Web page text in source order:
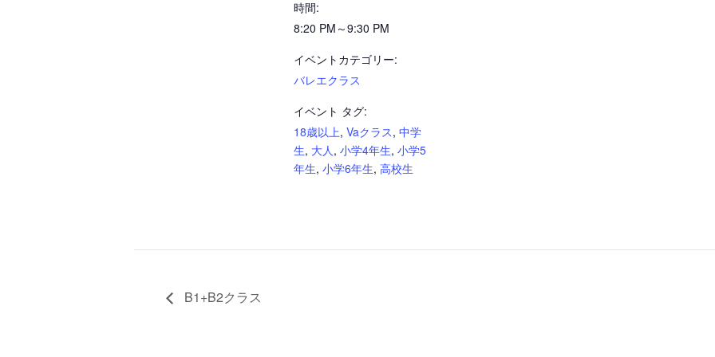
時間:
8:20 PM～9:30 PM
イベントカテゴリー:
バレエクラス
イベント タグ:
18歳以上, Vaクラス, 中学
生, 大人, 小学4年生, 小学5
年生, 小学6年生, 高校生
B1+B2クラス